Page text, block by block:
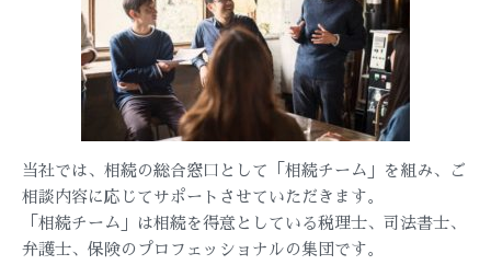
当社では、相続の総合窓口として「相続チーム」を組み、ご
相談内容に応じてサポートさせていただきます。
「相続チーム」は相続を得意としている税理士、司法書士、
弁護士、保険のプロフェッショナルの集団です。